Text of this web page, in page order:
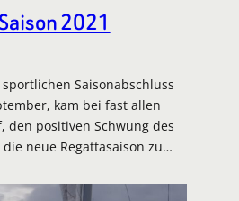
2021
Saisonabschluss
kam bei fast allen
den positiven Schwung des
neue Regattasaison zu…